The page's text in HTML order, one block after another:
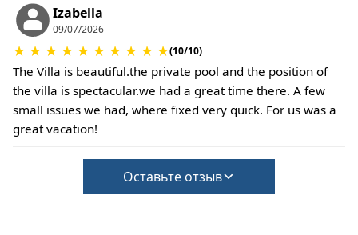
За уборку или возмещение ущерба может
взиматься дополнительная плата.
•Залог за ущерб:
При регистрации заезда залог не требуется.
За содержание домашних животных или при
соблюдении особых условий может взиматься
дополнительная плата.
Izabella
09/07/2026
★ ★ ★ ★ ★ ★ ★ ★ ★ ★(10/10)
The Villa is beautiful.the private pool and the position of
the villa is spectacular.we had a great time there. A few
small issues we had, where fixed very quick. For us was a
great vacation!
Оставьте отзыв